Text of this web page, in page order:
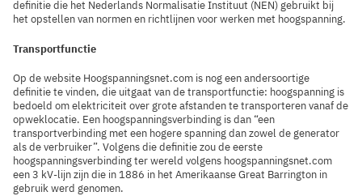
definitie die het Nederlands Normalisatie Instituut (NEN) gebruikt bij
het opstellen van normen en richtlijnen voor werken met hoogspanning.
Transportfunctie
Op de website Hoogspanningsnet.com is nog een andersoortige
definitie te vinden, die uitgaat van de transportfunctie: hoogspanning is
bedoeld om elektriciteit over grote afstanden te transporteren vanaf de
opweklocatie. Een hoogspanningsverbinding is dan “een
transportverbinding met een hogere spanning dan zowel de generator
als de verbruiker”. Volgens die definitie zou de eerste
hoogspanningsverbinding ter wereld volgens hoogspanningsnet.com
een 3 kV-lijn zijn die in 1886 in het Amerikaanse Great Barrington in
gebruik werd genomen.